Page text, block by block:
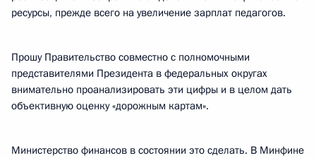
ресурсы, прежде всего на увеличение зарплат педагогов.
Прошу Правительство совместно с полномочными
представителями Президента в федеральных округах
внимательно проанализировать эти цифры и в целом дать
объективную оценку «дорожным картам».
Министерство финансов в состоянии это сделать. В Минфине